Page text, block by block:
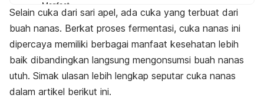
Manfaat
Tips konsumsi
Selain cuka dari sari apel, ada cuka yang terbuat dari
buah nanas. Berkat proses fermentasi, cuka nanas ini
dipercaya memiliki berbagai manfaat kesehatan lebih
baik dibandingkan langsung mengonsumsi buah nanas
utuh. Simak ulasan lebih lengkap seputar cuka nanas
dalam artikel berikut ini.